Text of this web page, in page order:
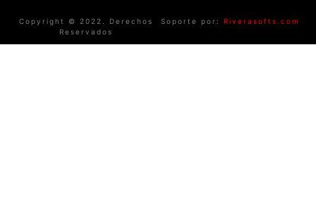
Copyright © 2022. Derechos
Reservados
Soporte por: Riverasofts.com